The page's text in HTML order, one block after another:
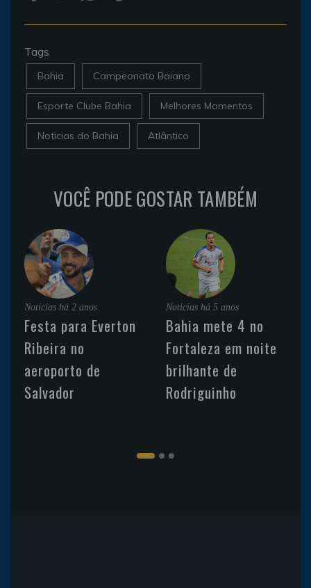
Tags
Bahia Campeonato Baiano
Esporte Clube Bahia Melhores Momentos
Noticias do Bahia Atlântico
VOCÊ PODE GOSTAR TAMBÉM
Noticias há 2 anos
Festa para Everton
Ribeira no
aeroporto de
Salvador
Noticias há 5 anos
Bahia mete 4 no
Fortaleza em noite
brilhante de
Rodriguinho